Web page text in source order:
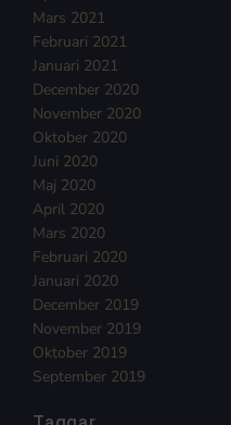
Mars 2021
Februari 2021
Januari 2021
December 2020
November 2020
Oktober 2020
Juni 2020
Maj 2020
April 2020
Mars 2020
Februari 2020
Januari 2020
December 2019
November 2019
Oktober 2019
September 2019